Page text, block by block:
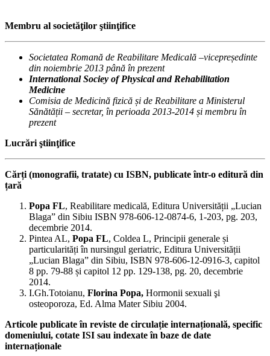
Membru al societăţilor ştiinţifice
Societatea Romană de Reabilitare Medicală –vicepreședinte
din noiembrie 2013 până în prezent
International Sociey of Physical and Rehabilitation
Medicine
Comisia de Medicină fizică și de Reabilitare a Ministerul
Sănătății – secretar, în perioada 2013-2014 și membru în
prezent
Lucrări ştiinţifice
Cărți (monografii, tratate) cu ISBN, publicate într-o editură din
țară
Popa FL, Reabilitare medicală, Editura Universității „Lucian
Blaga” din Sibiu ISBN 978-606-12-0874-6, 1-203, pg. 203,
decembrie 2014.
Pintea AL, Popa FL, Coldea L, Principii generale și
particularități în nursingul geriatric, Editura Universității
„Lucian Blaga” din Sibiu, ISBN 978-606-12-0916-3, capitol
8 pp. 79-88 și capitol 12 pp. 129-138, pg. 20, decembrie
2014.
I.Gh.Totoianu, Florina Popa, Hormonii sexuali şi
osteoporoza, Ed. Alma Mater Sibiu 2004.
Articole publicate în reviste de circulație internațională, specific
domeniului, cotate ISI sau indexate în baze de date
internaționale